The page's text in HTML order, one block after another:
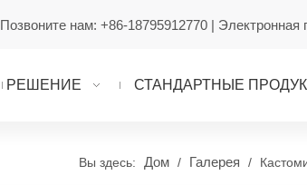
Позвоните нам: +86-18795912770 | Электронная
РЕШЕНИЕ СТАНДАРТНЫЕ
Вы здесь: Дом / Галерея /